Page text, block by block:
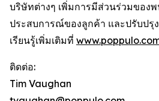
บริษัทต่างๆ เพิ่มการมีส่วนร่วมของ
ประสบการณ์ของลูกค้า และปรับปรุ
เรียนรู้เพิ่มเติมที่
ติดต่อ:
Tim Vaughan